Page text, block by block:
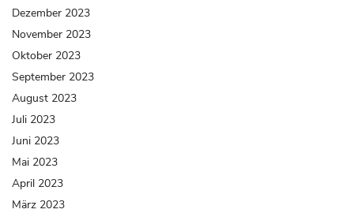
Dezember 2023
November 2023
Oktober 2023
September 2023
August 2023
Juli 2023
Juni 2023
Mai 2023
April 2023
März 2023